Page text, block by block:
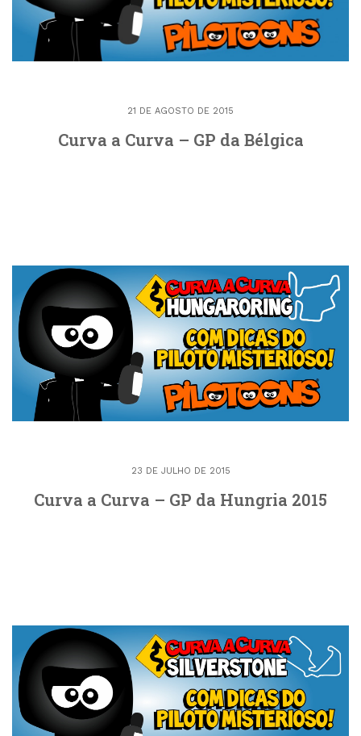
21 DE AGOSTO DE 2015
Curva a Curva – GP da Bélgica
23 DE JULHO DE 2015
Curva a Curva – GP da Hungria 2015